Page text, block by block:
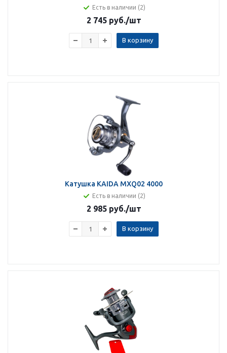
Есть в наличии (2)
2 745 руб./шт
В корзину
Катушка KAIDA MXQ02 4000
Есть в наличии (2)
2 985 руб./шт
В корзину